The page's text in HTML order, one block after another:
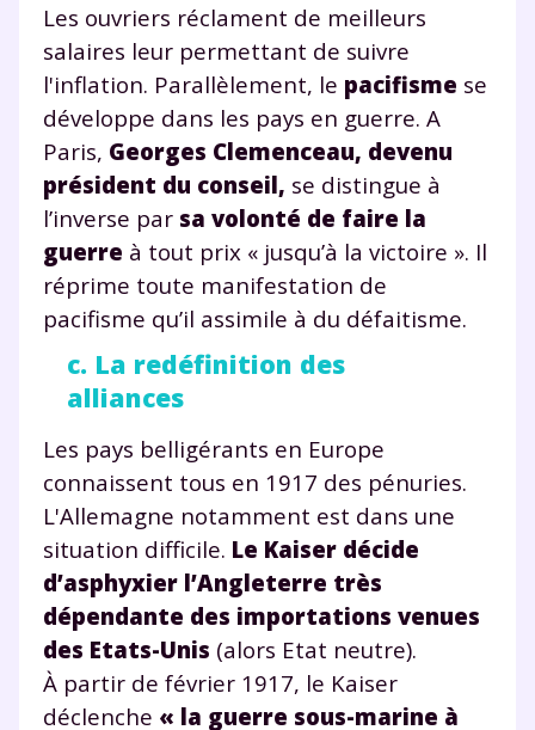
Les ouvriers réclament de meilleurs
salaires leur permettant de suivre
l'inflation. Parallèlement, le pacifisme se
développe dans les pays en guerre. A
Paris, Georges Clemenceau, devenu
président du conseil, se distingue à
l’inverse par sa volonté de faire la
guerre à tout prix « jusqu’à la victoire ». Il
réprime toute manifestation de
pacifisme qu’il assimile à du défaitisme.
c. La redéfinition des
alliances
Les pays belligérants en Europe
connaissent tous en 1917 des pénuries.
L'Allemagne notamment est dans une
situation difficile. Le Kaiser décide
d’asphyxier l’Angleterre très
dépendante des importations venues
des Etats-Unis (alors Etat neutre).
À partir de février 1917, le Kaiser
déclenche « la guerre sous-marine à